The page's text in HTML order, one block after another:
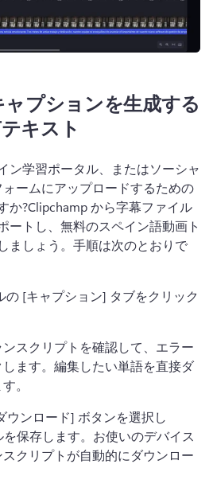
プションを生成する
キスト
ン学習ポータル、またはソーシャ
ームにアップロードするための
か?Clipchamp から字幕ファイル
ートし、無料のスペイン語動画ト
しょう。 手順は次のとおりで
の [キャプション] タブをクリック
スクリプトを確認して、エラー
ます。 編集したい単語を直接ダ
。
ウンロード] ボタンを選択し
保存します。 お使いのデバイス
クリプトが自動的にダウンロー